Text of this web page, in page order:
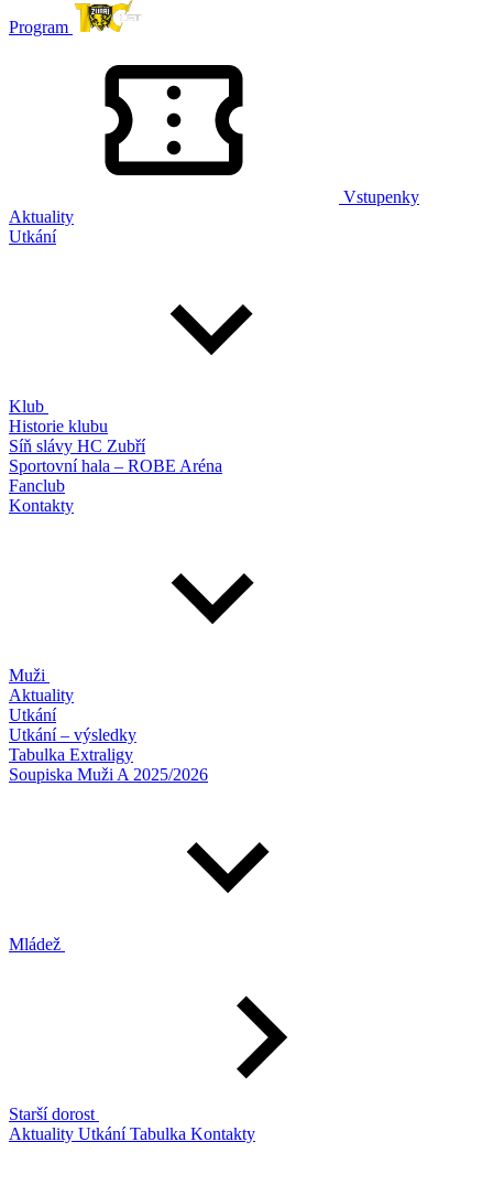
Program
Vstupenky
Aktuality
Utkání
Klub
Historie klubu
Síň slávy HC Zubří
Sportovní hala – ROBE Aréna
Fanclub
Kontakty
Muži
Aktuality
Utkání
Utkání – výsledky
Tabulka Extraligy
Soupiska Muži A 2025/2026
Mládež
Starší dorost
Aktuality UtkáníTabulka Kontakty